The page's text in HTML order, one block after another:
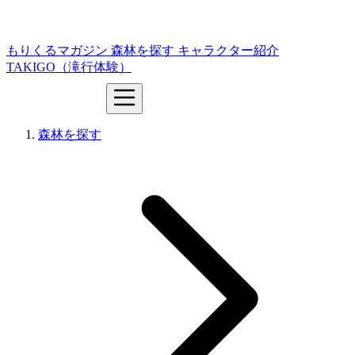
もりくるマガジン 森林を探す キャラクター紹介
TAKIGO（滝行体験）
森林を探す